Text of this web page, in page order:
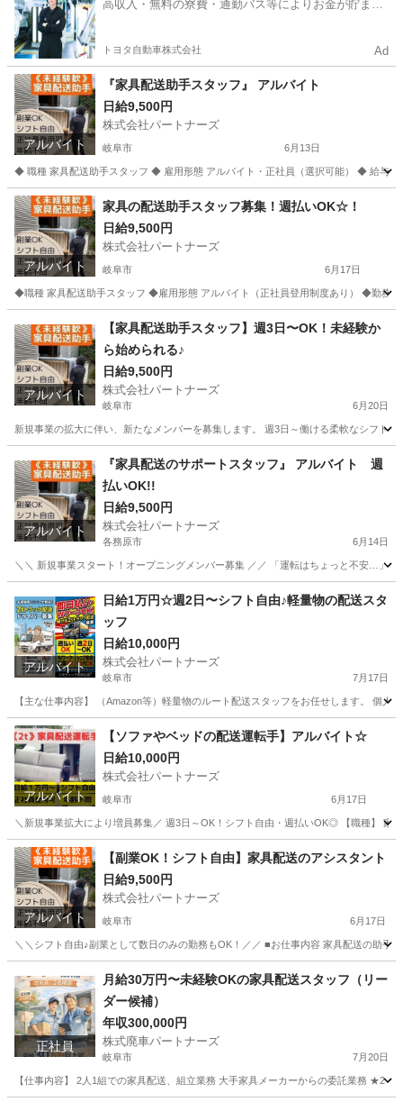
高収入・無料の寮費・通勤バス等によりお金が貯まり
トヨタ自動車株式会社 Ad
アルバイト
『家具配送助手スタッフ』 アルバイト
日給9,500円
株式会社パートナーズ
岐阜市 6月13日
◆ 職種 家具配送助手スタッフ ◆ 雇用形態 アルバイト・正社員（選択可能） ◆ 給与
岐阜 岐阜市 配送 岐阜 岐阜市 配送 スタッフ
アルバイト
家具の配送助手スタッフ募集！週払いOK☆！
日給9,500円
株式会社パートナーズ
岐阜市 6月17日
◆職種 家具配送助手スタッフ ◆雇用形態 アルバイト（正社員登用制度あり） ◆勤務
配送 岐阜 各務原市 配送 スタッフ
アルバイト
【家具配送助手スタッフ】週3日〜OK！未経験か
ら始められる♪
日給9,500円
株式会社パートナーズ
岐阜市 6月20日
新規事業の拡大に伴い、新たなメンバーを募集します。 週3日～働ける柔軟なシフト
配送 岐阜 各務原市 スタッフ
アルバイト
『家具配送のサポートスタッフ』 アルバイト 週
払いOK!!
日給9,500円
株式会社パートナーズ
各務原市 6月14日
＼＼ 新規事業スタート！オープニングメンバー募集 ／／ 「運転はちょっと不安…」
配送 スタッフ
アルバイト
日給1万円☆週2日〜シフト自由♪軽量物の配送スタ
ッフ
日給10,000円
株式会社パートナーズ
岐阜市 7月17日
【主な仕事内容】 （Amazon等）軽量物のルート配送スタッフをお任せします。 個
岐阜 岐阜市 スタッフ
アルバイト
【ソファやベッドの配送運転手】アルバイト☆
日給10,000円
株式会社パートナーズ
岐阜市 6月17日
＼新規事業拡大により増員募集／ 週3日～OK！シフト自由・週払いOK◎ 【職種】
岐阜 岐阜市 配送 岐阜 各務原市 配送
トラック運転手
アルバイト
【副業OK！シフト自由】家具配送のアシスタント
日給9,500円
株式会社パートナーズ
岐阜市 6月17日
＼＼シフト自由♪副業として数日のみの勤務もOK！／／ ■お仕事内容 家具配送の助手
配送 岐阜 各務原市 配送 給料
正社員
月給30万円〜未経験OKの家具配送スタッフ（リー
ダー候補）
年収300,000円
株式廃車パートナーズ
岐阜市 7月20日
【仕事内容】 2人1組での家具配送、組立業務 大手家具メーカーからの委託業務 ★2